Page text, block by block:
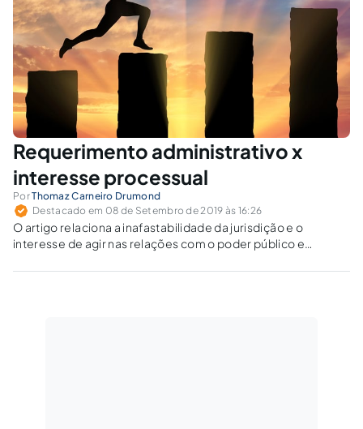
do Poder Judiciário.
Requerimento administrativo x
interesse processual
PorThomaz Carneiro Drumond
Destacado em 08 de Setembro de 2019 às 16:26
O artigo relaciona a inafastabilidade da jurisdição e o
interesse de agir nas relações com o poder público e
requerimento administrativo para que surja a possibilidade